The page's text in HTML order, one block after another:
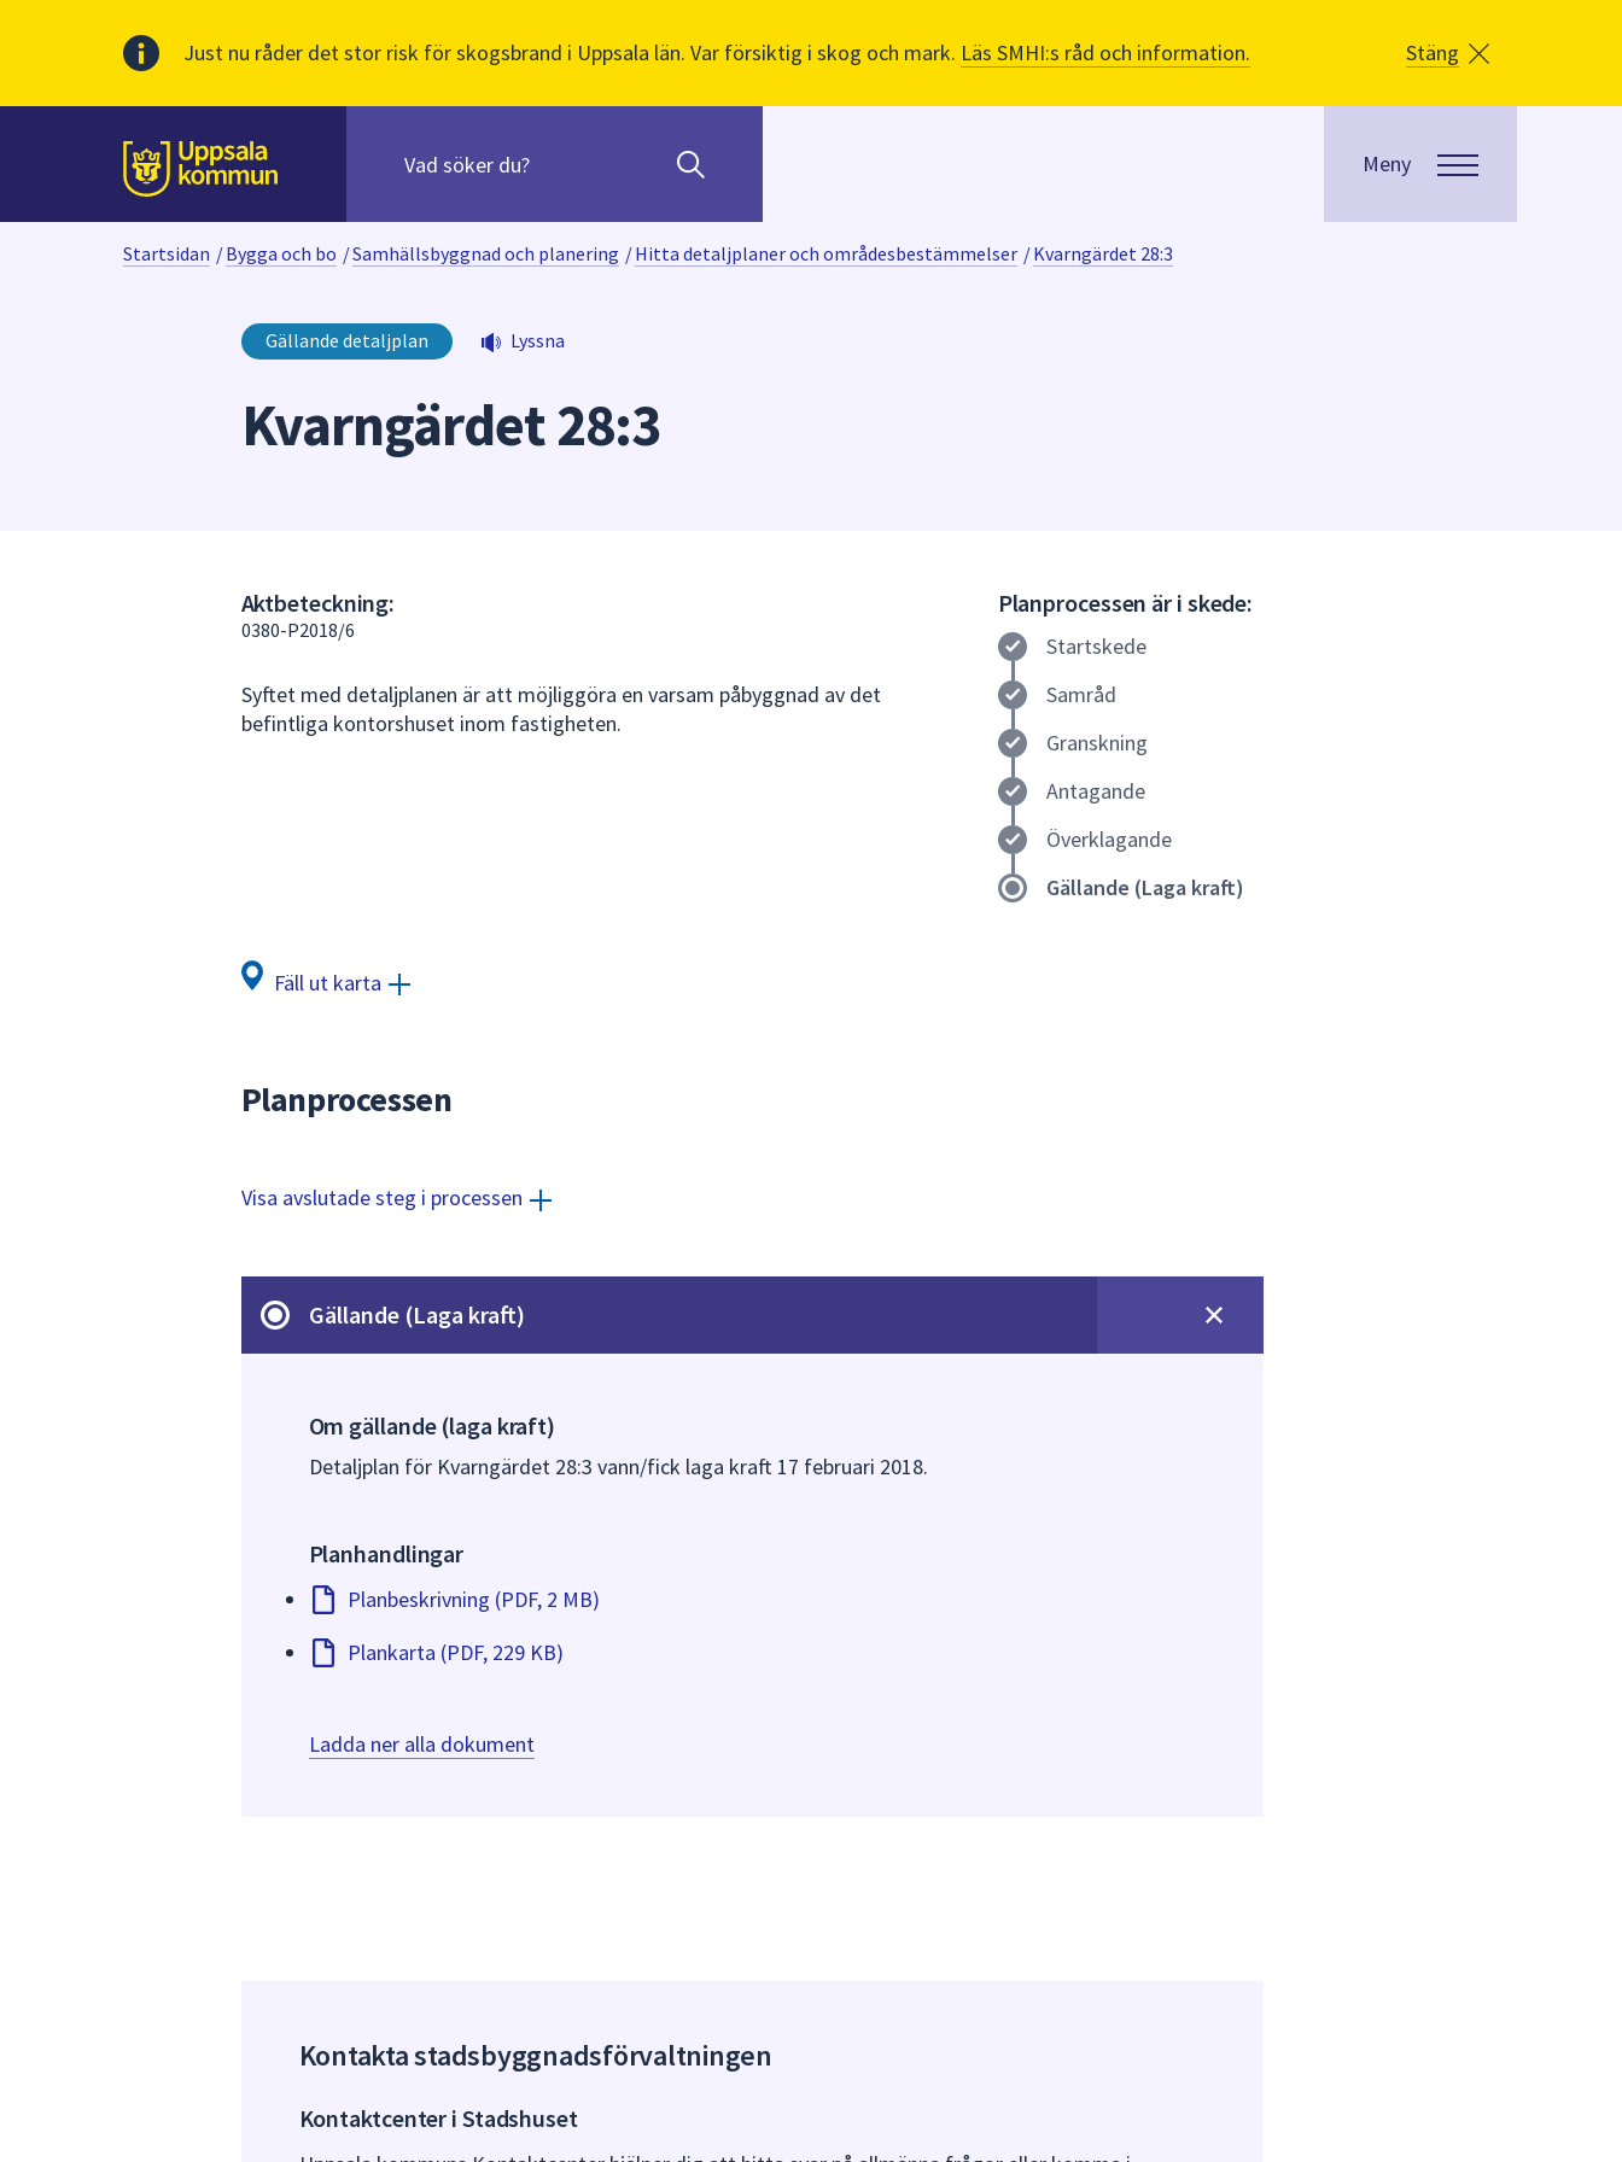
Just nu råder det stor risk för skogsbrand i Uppsala län. Var försiktig i skog och mark. Läs SMHI:s råd och information. Stäng
Till sidans
huvudinnehåll
innehåll
När
börjar
skriva
sökfältet
kommer
sökförslag
Använd
piltangenterna
att
navigera
av
Meny
Startsidan /Bygga och bo /Samhällsbyggnad och planering /Hitta detaljplaner och områdesbestämmelser /Kvarngärdet 28:3
Gällande detaljplan Lyssna
Kvarngärdet 28:3
Aktbeteckning:
0380-P2018/6
Syftet med detaljplanen är att möjliggöra en varsam påbyggnad av det
befintliga kontorshuset inom fastigheten.
Planprocessen är i skede:
Startskede
Samråd
Granskning
Antagande
Överklagande
Gällande (Laga kraft)
Fäll ut karta
Planprocessen
Visa avslutade steg i processen
Gällande (Laga kraft)
Om gällande (laga kraft)
Detaljplan för Kvarngärdet 28:3 vann/fick laga kraft 17 februari 2018.
Planhandlingar
Planbeskrivning (PDF, 2 MB)
Plankarta (PDF, 229 KB)
Ladda ner alla dokument
Kontakta stadsbyggnadsförvaltningen
Kontaktcenter i Stadshuset